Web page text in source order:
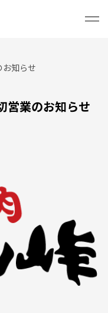
お知らせ
営業のお知らせ